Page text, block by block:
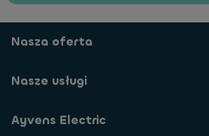
Nasza oferta
Nasze usługi
Ayvens Electric